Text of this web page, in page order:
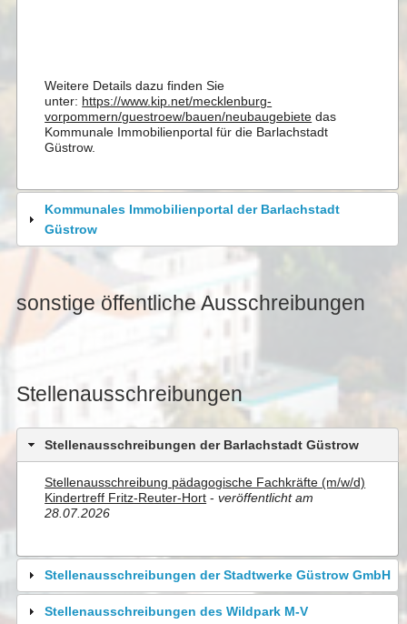
Weitere Details dazu finden Sie
unter: https://www.kip.net/mecklenburg-
vorpommern/guestroew/bauen/neubaugebiete das
Kommunale Immobilienportal für die Barlachstadt
Güstrow.
Kommunales Immobilienportal der Barlachstadt
Güstrow
sonstige öffentliche Ausschreibungen
Stellenausschreibungen
Stellenausschreibungen der Barlachstadt Güstrow
Stellenausschreibung pädagogische Fachkräfte (m/w/d)
Kindertreff Fritz-Reuter-Hort -veröffentlicht am
28.07.2026
Stellenausschreibungen der Stadtwerke Güstrow GmbH
Stellenausschreibungen des Wildpark M-V